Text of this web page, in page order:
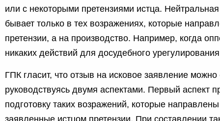
или с некоторыми претензиями истца. Нейтральная
бывает только в тех возражениях, которые
претензии, а на производство. Например, когда
никаких действий для досудебного
ГПК гласит, что отзыв на исковое заявление можно
руководствуясь двумя аспектами. Первый аспект
подготовку таких возражений, которые